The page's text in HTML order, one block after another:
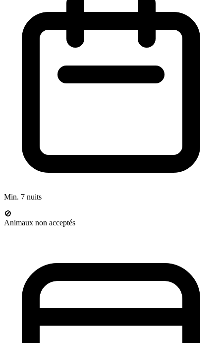
Min. 7 nuits
🚫
Animaux non acceptés